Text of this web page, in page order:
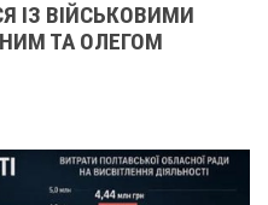
ІЗ ВІЙСЬКОВИМИ
ТА ОЛЕГОМ